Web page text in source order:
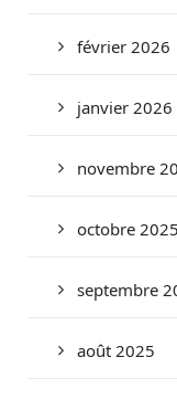
février 2026
janvier 2026
novembre
octobre 2025
septembre
août 2025